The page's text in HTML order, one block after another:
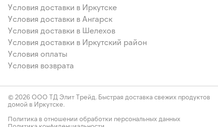
Условия доставки в Иркутске
Условия доставки в Ангарск
Условия доставки в Шелехов
Условия доставки в Иркутский район
Условия оплаты
Условия возврата
© 2026 ООО ТД Элит Трейд. Быстрая доставка свежих продуктов
домой в Иркутске.
Политика в отношении обработки персональных данных